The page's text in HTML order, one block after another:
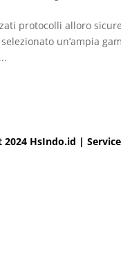
protocolli alloro
un’ampia
HsIndo.id |